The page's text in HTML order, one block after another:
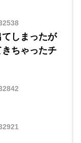
しまったが
ちゃったチ